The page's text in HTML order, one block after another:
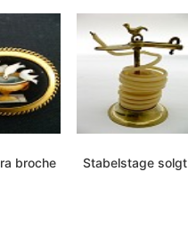
broche Stabelstage solgt